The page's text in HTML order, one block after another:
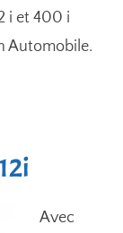
i et 400 i
Automobile.
Avec